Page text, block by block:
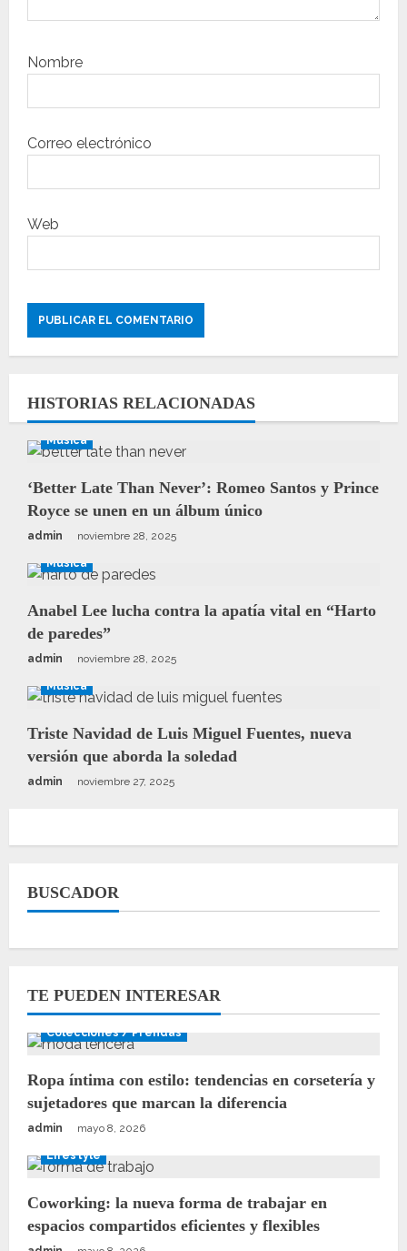
Nombre
Correo electrónico
Web
HISTORIAS RELACIONADAS
Música
‘Better Late Than Never’: Romeo Santos y Prince
Royce se unen en un álbum único
admin noviembre 28, 2025
Música
Anabel Lee lucha contra la apatía vital en “Harto
de paredes”
admin noviembre 28, 2025
Música
Triste Navidad de Luis Miguel Fuentes, nueva
versión que aborda la soledad
admin noviembre 27, 2025
BUSCADOR
TE PUEDEN INTERESAR
Colecciones / Prendas
Ropa íntima con estilo: tendencias en corsetería y
sujetadores que marcan la diferencia
admin mayo 8, 2026
Lifestyle
Coworking: la nueva forma de trabajar en
espacios compartidos eficientes y flexibles